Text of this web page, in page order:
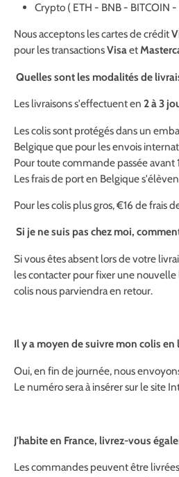
Crypto ( ETH - BNB - BITCOIN -
Nous acceptons les cartes de crédit
pour les transactionsVisaet
Quelles sont les modalités de
Les livraisons s'effectuent en 2 à 3
Les colis sont protégés dans un
Belgique que pour les envois
Pour toute commande passée
Les frais de port en Belgique
Pour les colis plus gros, €16 de frais
Si je ne suis pas chez moi,
Si vous êtes absent lors de votre
les contacter pour fixer une nouvelle
colis nous parviendra en retour.
Il y a moyen de suivre mon colis en
Oui, en fin de journée, nous
Le numéro sera à insérer sur le site
J'habite en France, livrez-vous
Les commandes peuvent être